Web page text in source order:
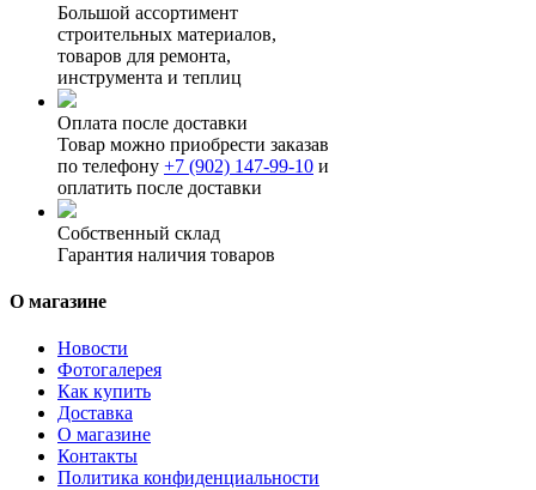
Большой ассортимент
строительных материалов,
товаров для ремонта,
инструмента и теплиц
Оплата после доставки
Товар можно приобрести заказав
по телефону +7 (902) 147-99-10 и
оплатить после доставки
Собственный склад
Гарантия наличия товаров
О магазине
Новости
Фотогалерея
Как купить
Доставка
О магазине
Контакты
Политика конфиденциальности